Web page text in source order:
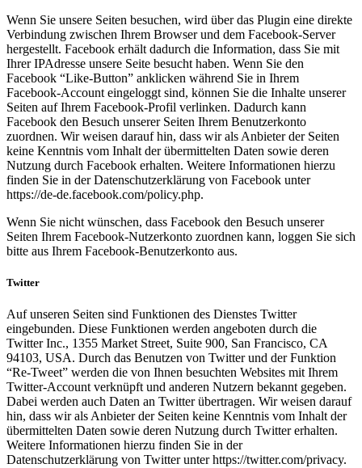
Wenn Sie unsere Seiten besuchen, wird über das Plugin eine direkte
Verbindung zwischen Ihrem Browser und dem Facebook-Server
hergestellt. Facebook erhält dadurch die Information, dass Sie mit
Ihrer IPAdresse unsere Seite besucht haben. Wenn Sie den
Facebook “Like-Button” anklicken während Sie in Ihrem
Facebook-Account eingeloggt sind, können Sie die Inhalte unserer
Seiten auf Ihrem Facebook-Profil verlinken. Dadurch kann
Facebook den Besuch unserer Seiten Ihrem Benutzerkonto
zuordnen. Wir weisen darauf hin, dass wir als Anbieter der Seiten
keine Kenntnis vom Inhalt der übermittelten Daten sowie deren
Nutzung durch Facebook erhalten. Weitere Informationen hierzu
finden Sie in der Datenschutzerklärung von Facebook unter
https://de-de.facebook.com/policy.php.
Wenn Sie nicht wünschen, dass Facebook den Besuch unserer
Seiten Ihrem Facebook-Nutzerkonto zuordnen kann, loggen Sie sich
bitte aus Ihrem Facebook-Benutzerkonto aus.
Twitter
Auf unseren Seiten sind Funktionen des Dienstes Twitter
eingebunden. Diese Funktionen werden angeboten durch die
Twitter Inc., 1355 Market Street, Suite 900, San Francisco, CA
94103, USA. Durch das Benutzen von Twitter und der Funktion
“Re-Tweet” werden die von Ihnen besuchten Websites mit Ihrem
Twitter-Account verknüpft und anderen Nutzern bekannt gegeben.
Dabei werden auch Daten an Twitter übertragen. Wir weisen darauf
hin, dass wir als Anbieter der Seiten keine Kenntnis vom Inhalt der
übermittelten Daten sowie deren Nutzung durch Twitter erhalten.
Weitere Informationen hierzu finden Sie in der
Datenschutzerklärung von Twitter unter https://twitter.com/privacy.